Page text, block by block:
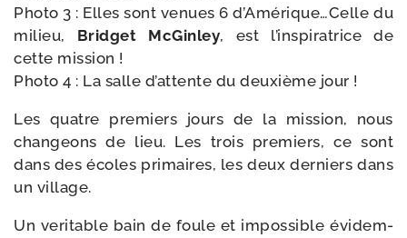
Photo 3 : Elles sont venues 6 d’Amérique…Celle du
milieu, Bridget McGinley, est l’ins­pi­ra­trice de
cette mission !
Photo 4 : La salle d’at­tente du deuxième jour !
Les quatre pre­miers jours de la mis­sion, nous
chan­geons de lieu. Les trois pre­miers, ce sont
dans des écoles pri­maires, les deux der­niers dans
un village.
Un veri­table bain de foule et impos­sible évi­dem­